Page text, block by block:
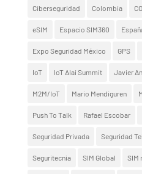
Ciberseguridad Colombia
eSIM Espacio SIM360
Expo Seguridad México GPS
IoT IoT Alai Summit Javier
M2M/IoT Mario Mendiguren
Push To Talk Rafael Escobar
Seguridad Privada Seguridad
Seguritecnia SIM Global SIM